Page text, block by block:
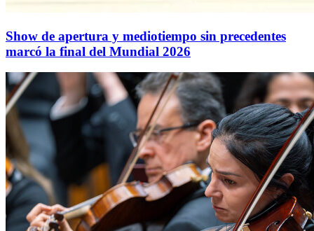
Show de apertura y mediotiempo sin precedentes
marcó la final del Mundial 2026